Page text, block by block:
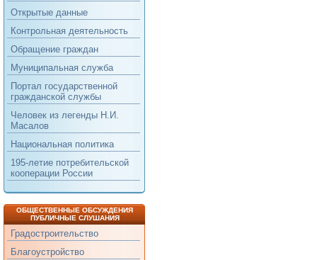
Открытые данные
Контрольная деятельность
Обращение граждан
Муниципальная служба
Портал государственной
гражданской службы
Человек из легенды Н.И.
Масалов
Национальная политика
195-летие потребительской
кооперации России
ОБЩЕСТВЕННЫЕ ОБСУЖДЕНИЯ
ПУБЛИЧНЫЕ СЛУШАНИЯ
Градостроительство
Благоустройство